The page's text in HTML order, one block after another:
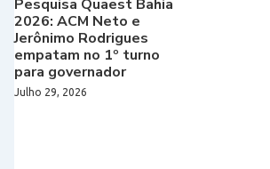
Pesquisa Quaest Bahia
2026: ACM Neto e
Jerônimo Rodrigues
empatam no 1º turno
para governador
Julho 29, 2026